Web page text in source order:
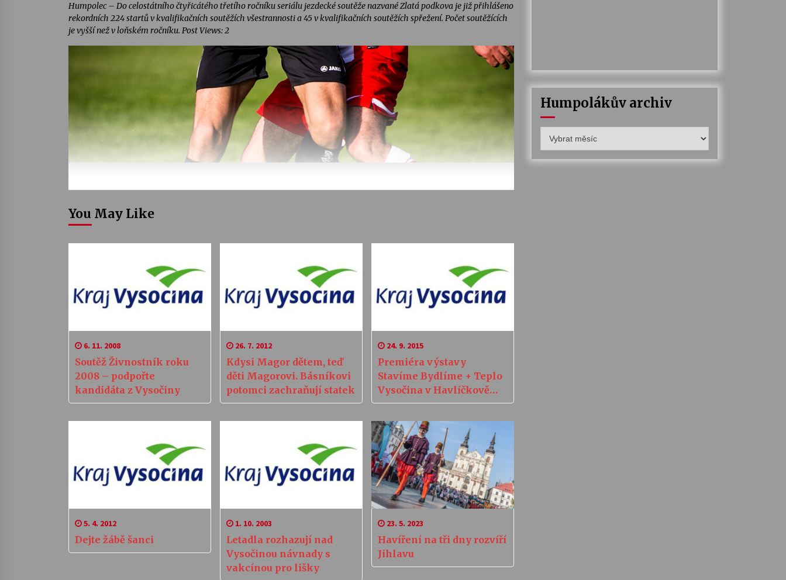
Humpolec – Do celostátního čtyřicátého třetího ročníku seriálu jezdecké soutěže nazvané Zlatá podkova je již přihlášeno
rekordních 224 startů v kvalifikačních soutěžích všestrannosti a 45 v kvalifikačních soutěžích spřežení. Počet soutěžících
je vyšší než v loňském ročníku. Post Views: 2
You May Like
6. 11. 2008
Soutěž Živnostník roku
2008 – podpořte
kandidáta z Vysočiny
26. 7. 2012
Kdysi Magor dětem, teď
děti Magorovi. Básníkovi
potomci zachraňují statek
24. 9. 2015
Premiéra výstavy
Stavíme Bydlíme + Teplo
Vysočina v Havlíčkově
Brodu
5. 4. 2012
Dejte žábě šanci
1. 10. 2003
Letadla rozhazují nad
Vysočinou návnady s
vakcínou pro lišky
23. 5. 2023
Havíření na tři dny rozvíří
Jihlavu
Humpolákův archiv
archiv